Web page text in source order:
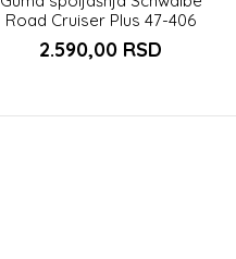
Road Cruiser Plus 47-406
HS484
2.590,00 RSD